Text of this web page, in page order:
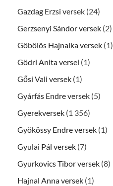
Gazdag Erzsi versek (24)
Gerzsenyi Sándor versek (2)
Göbölös Hajnalka versek (1)
Gödri Anita versei (1)
Gősi Vali versek (1)
Gyárfás Endre versek (5)
Gyerekversek (1 356)
Gyökössy Endre versek (1)
Gyulai Pál versek (7)
Gyurkovics Tibor versek (8)
Hajnal Anna versek (1)